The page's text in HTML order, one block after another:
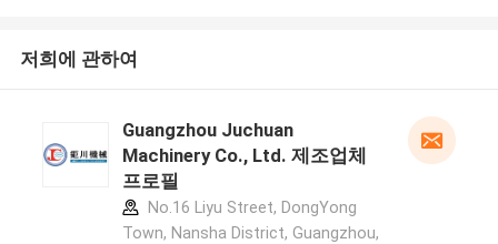
저희에 관하여
Guangzhou Juchuan
Machinery Co., Ltd. 제조업체
프로필
No.16 Liyu Street, DongYong
Town, Nansha District, Guangzhou,